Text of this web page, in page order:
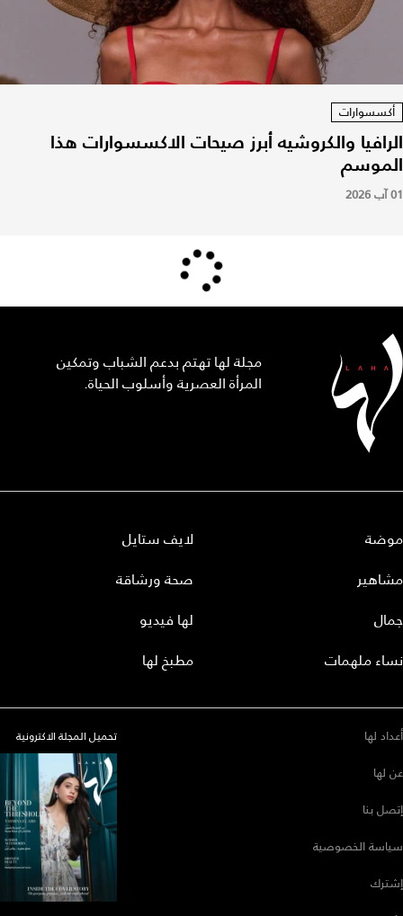
أكسسوارات
الرافيا والكروشيه أبرز صيحات الاكسسوارات هذا
الموسم
01 آب 2026
مجلة لها تهتم بدعم الشباب وتمكين
المرأة العصرية وأسلوب الحياة.
موضة
مشاهير
جمال
نساء ملهمات
لايف ستايل
صحة ورشاقة
لها فيديو
مطبخ لها
أعداد لها
عن لها
إتصل بنا
سياسة الخصوصية
إشترك
تحميل المجلة الاكترونية